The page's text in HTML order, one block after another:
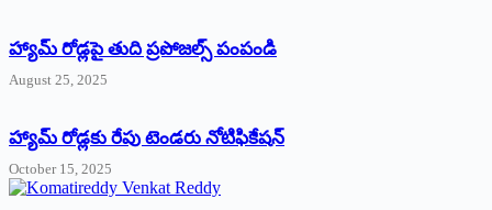
హ్యామ్‌ రోడ్లపై తుది ప్రపోజల్స్‌ పంపండి
August 25, 2025
హ్యామ్‌ రోడ్లకు రేపు టెండరు నోటిఫికేషన్‌
October 15, 2025